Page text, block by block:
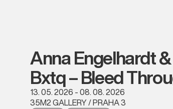
Anna Engelhardt
Bxtq – Bleed
13. 05. 2026 - 08. 08. 2026
35M2 GALLERY / PRAHA 3